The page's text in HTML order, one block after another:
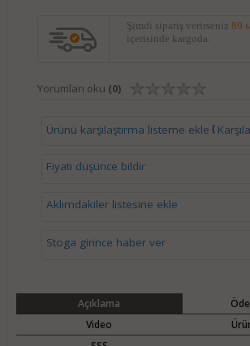
Şimdi sipariş verirseniz 89
içerisinde kargoda.
Yorumları oku (0)
Ürünü karşılaştırma listeme ekle (
Fiyatı düşünce bildir
Aklımdakiler listesine ekle
Stoga girince haber ver
Açıklama
Video